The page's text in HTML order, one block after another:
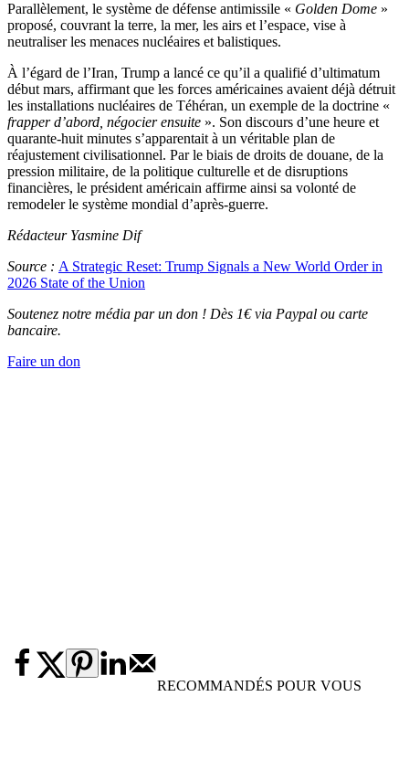
Parallèlement, le système de défense antimissile « Golden Dome »
proposé, couvrant la terre, la mer, les airs et l’espace, vise à
neutraliser les menaces nucléaires et balistiques.
À l’égard de l’Iran, Trump a lancé ce qu’il a qualifié d’ultimatum
début mars, affirmant que les forces américaines avaient déjà détruit
les installations nucléaires de Téhéran, un exemple de la doctrine «
frapper d’abord, négocier ensuite ». Son discours d’une heure et
quarante-huit minutes s’apparentait à un véritable plan de
réajustement civilisationnel. Par le biais de droits de douane, de la
pression militaire, de la politique culturelle et de disruptions
financières, le président américain affirme ainsi sa volonté de
remodeler le système mondial d’après-guerre.
Rédacteur Yasmine Dif
Source : A Strategic Reset: Trump Signals a New World Order in
2026 State of the Union
Soutenez notre média par un don ! Dès 1€ via Paypal ou carte
bancaire.
Faire un don
RECOMMANDÉS POUR VOUS